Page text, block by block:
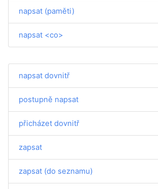
napsat (paměti)
napsat <co>
napsat dovnitř
postupně napsat
přicházet dovnitř
zapsat
zapsat (do seznamu)